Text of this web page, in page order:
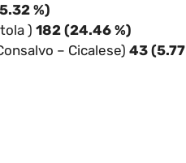
%)
) 182 (24.46 %)
– Cicalese) 43 (5.77